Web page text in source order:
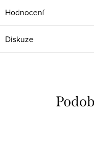
Hodnocení
Diskuze